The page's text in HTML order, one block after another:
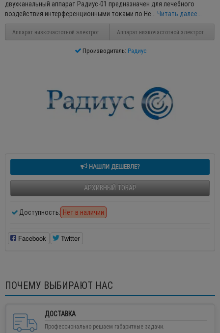
двухканальный аппарат Радиус-01 предназначен для лечебного
воздействия интерференционными токами по Не... Читать далее...
Аппарат низкочастотной электротерапии «Радиус-01 Интер СМ»
Аппарат низкочастотной
Производитель: Радиус
НАШЛИ ДЕШЕВЛЕ?
АРХИВНЫЙ ТОВАР
Доступность: Нет в наличии
Facebook Twitter
ПОЧЕМУ ВЫБИРАЮТ НАС
ДОСТАВКА
Профессионально решаем габаритные задачи.